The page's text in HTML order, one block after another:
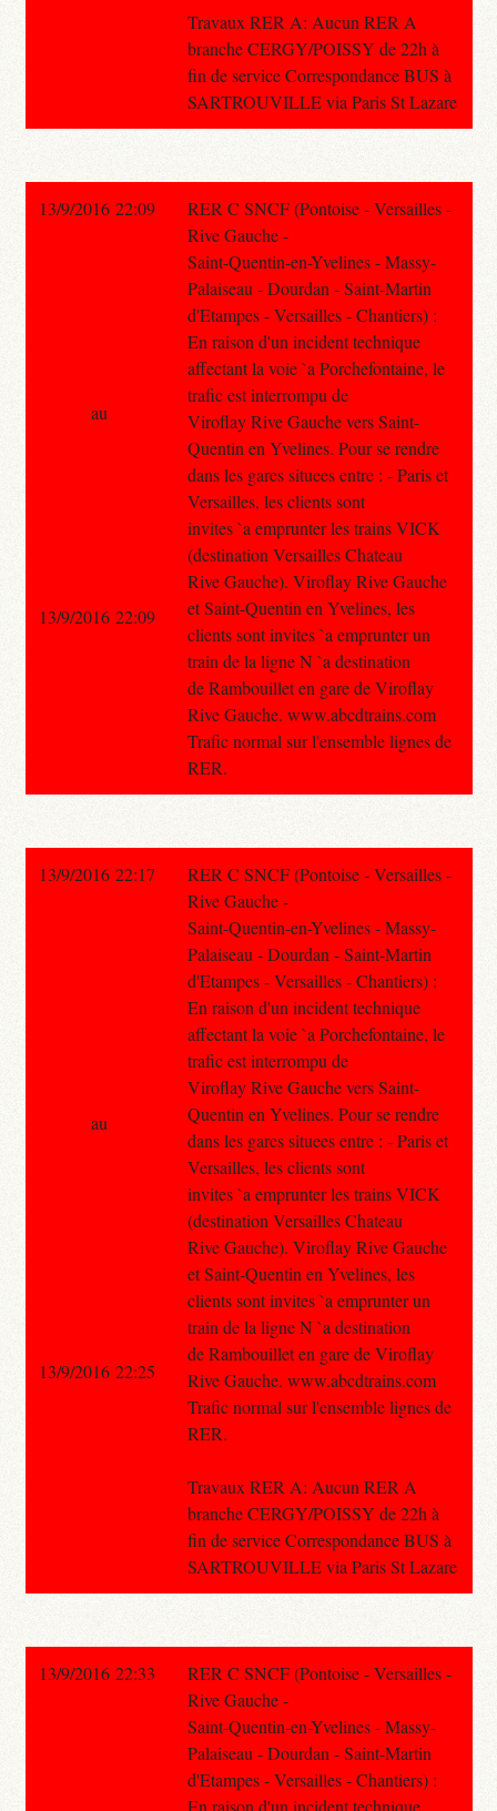
Travaux RER A: Aucun RER A
branche CERGY/POISSY de 22h à
fin de service Correspondance BUS à
SARTROUVILLE via Paris St Lazare
13/9/2016 22:09
RER C SNCF (Pontoise - Versailles -
Rive Gauche -
Saint-Quentin-en-Yvelines - Massy-
Palaiseau - Dourdan - Saint-Martin
d'Etampes - Versailles - Chantiers) :
En raison d'un incident technique
affectant la voie `a Porchefontaine, le
trafic est interrompu de
Viroflay Rive Gauche vers Saint-
Quentin en Yvelines. Pour se rendre
dans les gares situees entre : - Paris et
Versailles, les clients sont
invites `a emprunter les trains VICK
(destination Versailles Chateau
Rive Gauche). Viroflay Rive Gauche
et Saint-Quentin en Yvelines, les
clients sont invites `a emprunter un
train de la ligne N `a destination
de Rambouillet en gare de Viroflay
Rive Gauche. www.abcdtrains.com
Trafic normal sur l'ensemble lignes de
RER.
au
13/9/2016 22:09
13/9/2016 22:17
RER C SNCF (Pontoise - Versailles -
Rive Gauche -
Saint-Quentin-en-Yvelines - Massy-
Palaiseau - Dourdan - Saint-Martin
d'Etampes - Versailles - Chantiers) :
En raison d'un incident technique
affectant la voie `a Porchefontaine, le
trafic est interrompu de
Viroflay Rive Gauche vers Saint-
Quentin en Yvelines. Pour se rendre
dans les gares situees entre : - Paris et
Versailles, les clients sont
invites `a emprunter les trains VICK
(destination Versailles Chateau
Rive Gauche). Viroflay Rive Gauche
et Saint-Quentin en Yvelines, les
clients sont invites `a emprunter un
train de la ligne N `a destination
de Rambouillet en gare de Viroflay
Rive Gauche. www.abcdtrains.com
Trafic normal sur l'ensemble lignes de
RER.
Travaux RER A: Aucun RER A
branche CERGY/POISSY de 22h à
fin de service Correspondance BUS à
SARTROUVILLE via Paris St Lazare
au
13/9/2016 22:25
13/9/2016 22:33
RER C SNCF (Pontoise - Versailles -
Rive Gauche -
Saint-Quentin-en-Yvelines - Massy-
Palaiseau - Dourdan - Saint-Martin
d'Etampes - Versailles - Chantiers) :
En raison d'un incident technique